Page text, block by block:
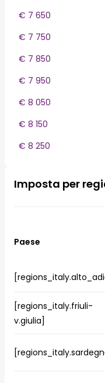
€ 7 650
€ 7 750
€ 7 850
€ 7 950
€ 8 050
€ 8 150
€ 8 250
Imposta per
Paese
[regions_italy.friuli-
v.giulia]